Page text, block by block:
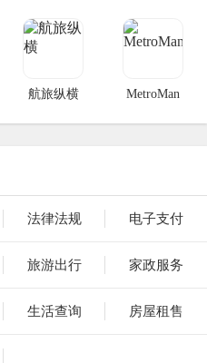
航旅纵横 MetroMan
法律法规 电子支付
旅游出行 家政服务
生活查询 房屋租售